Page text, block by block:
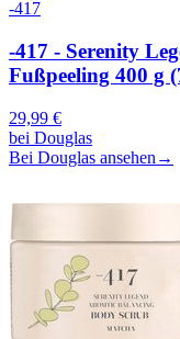
-417
-417 - Serenity
Fußpeeling 400 g
29,99 €
bei Douglas
Bei Douglas ansehen →